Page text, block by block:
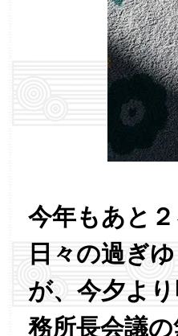
今年もあと
日々の過ぎ
が、今夕よ
務所長会議